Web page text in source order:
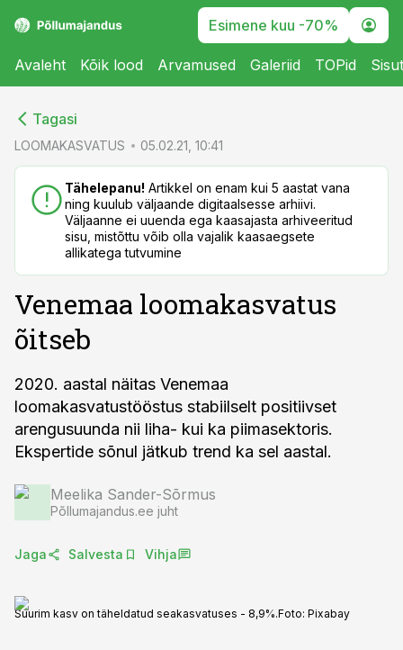
Esimene kuu -70%
Avaleht Kõik lood Arvamused Galeriid TOPid
Tagasi
LOOMAKASVATUS 05.02.21, 10:41
Tähelepanu! Artikkel on enam kui 5 aastat vana
ning kuulub väljaande digitaalsesse arhiivi.
Väljaanne ei uuenda ega kaasajasta arhiveeritud
sisu, mistõttu võib olla vajalik kaasaegsete
allikatega tutvumine
Venemaa loomakasvatus
õitseb
2020. aastal näitas Venemaa
loomakasvatustööstus stabiilselt positiivset
arengusuunda nii liha- kui ka piimasektoris.
Ekspertide sõnul jätkub trend ka sel aastal.
Meelika Sander-Sõrmus
Põllumajandus.ee juht
Jaga Salvesta Vihja
Suurim kasv on täheldatud seakasvatuses - 8,9%.Foto: Pixabay